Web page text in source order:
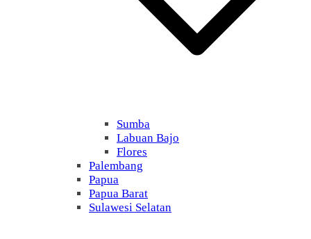
Sumba
Labuan Bajo
Flores
Palembang
Papua
Papua Barat
Sulawesi Selatan